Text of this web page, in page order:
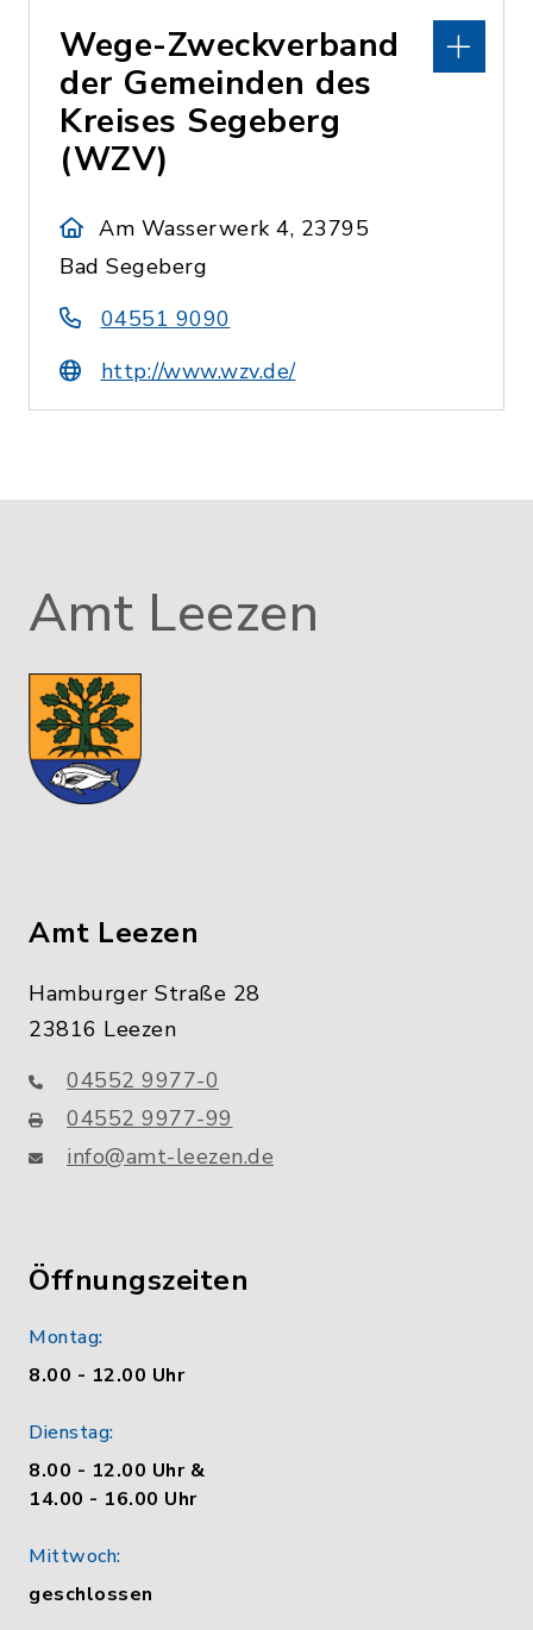
Wege-Zweckverband
der Gemeinden des
Kreises Segeberg
(WZV)
Am Wasserwerk 4, 23795
Bad Segeberg
04551 9090
http://www.wzv.de/
Amt Leezen
Amt Leezen
Hamburger Straße 28
23816 Leezen
04552 9977-0
04552 9977-99
info@amt-leezen.de
Öffnungszeiten
Montag:
8.00 - 12.00 Uhr
Dienstag:
8.00 - 12.00 Uhr &
14.00 - 16.00 Uhr
Mittwoch:
geschlossen